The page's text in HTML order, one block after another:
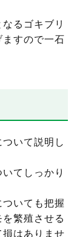
るゴキブリ
すので一石
いて説明し
てしっかり
いても把握
繁殖させる
はありませ